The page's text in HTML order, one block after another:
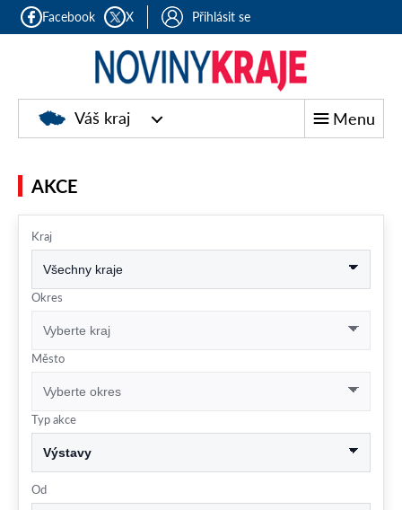
Facebook X Přihlásit se
Noviny
kraje
Váš kraj Menu
AKCE
Kraj
Okres
Město
Typ akce
Od